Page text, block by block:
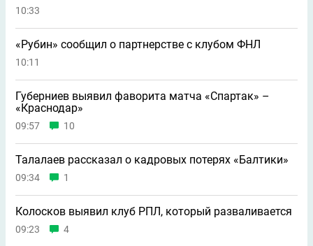
10:33
«Рубин» сообщил о партнерстве с клубом ФНЛ
10:11
Губерниев выявил фаворита матча «Спартак» –
«Краснодар»
09:57 10
Талалаев рассказал о кадровых потерях «Балтики»
09:34 1
Колосков выявил клуб РПЛ, который разваливается
09:23 4